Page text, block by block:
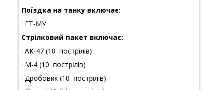
Поїздка на танку включає:
· ГТ-МУ
Стрілковий пакет включає:
· АК-47 (10 пострілів)
· М-4 (10 пострілів)
· Дробовик (10 пострілів)